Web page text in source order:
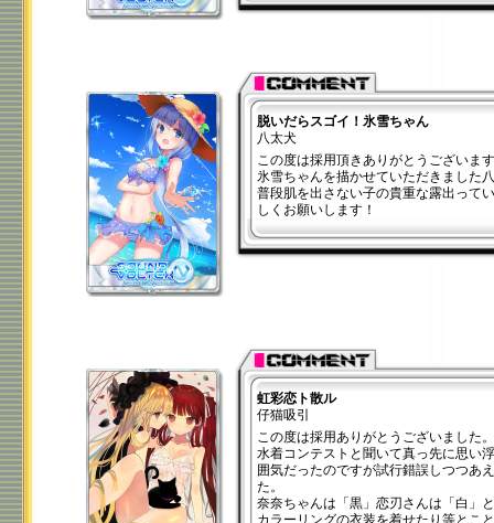
脱いだらスゴイ！氷雪ちゃん
八太犬
この度は採用頂きありがとうございま
氷雪ちゃんを描かせていただきました
普段肌を出さない子の貴重な露出って
しくお願いします！
虹彩恋ト散ル
仔猫吸引
この度は採用ありがとうございました。
水着コンテストと聞いて真っ先に思い
囲気だったのですが試行錯誤しつつあ
た。
奈奈ちゃんは「黒」恋刃さんは「白」
カラーリングの衣装を着せたり等とこ